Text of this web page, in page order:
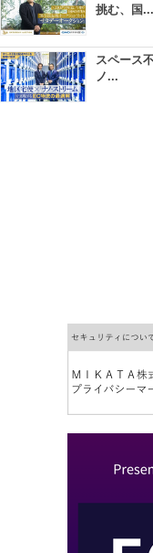
挑む、国...
スペース
ノ...